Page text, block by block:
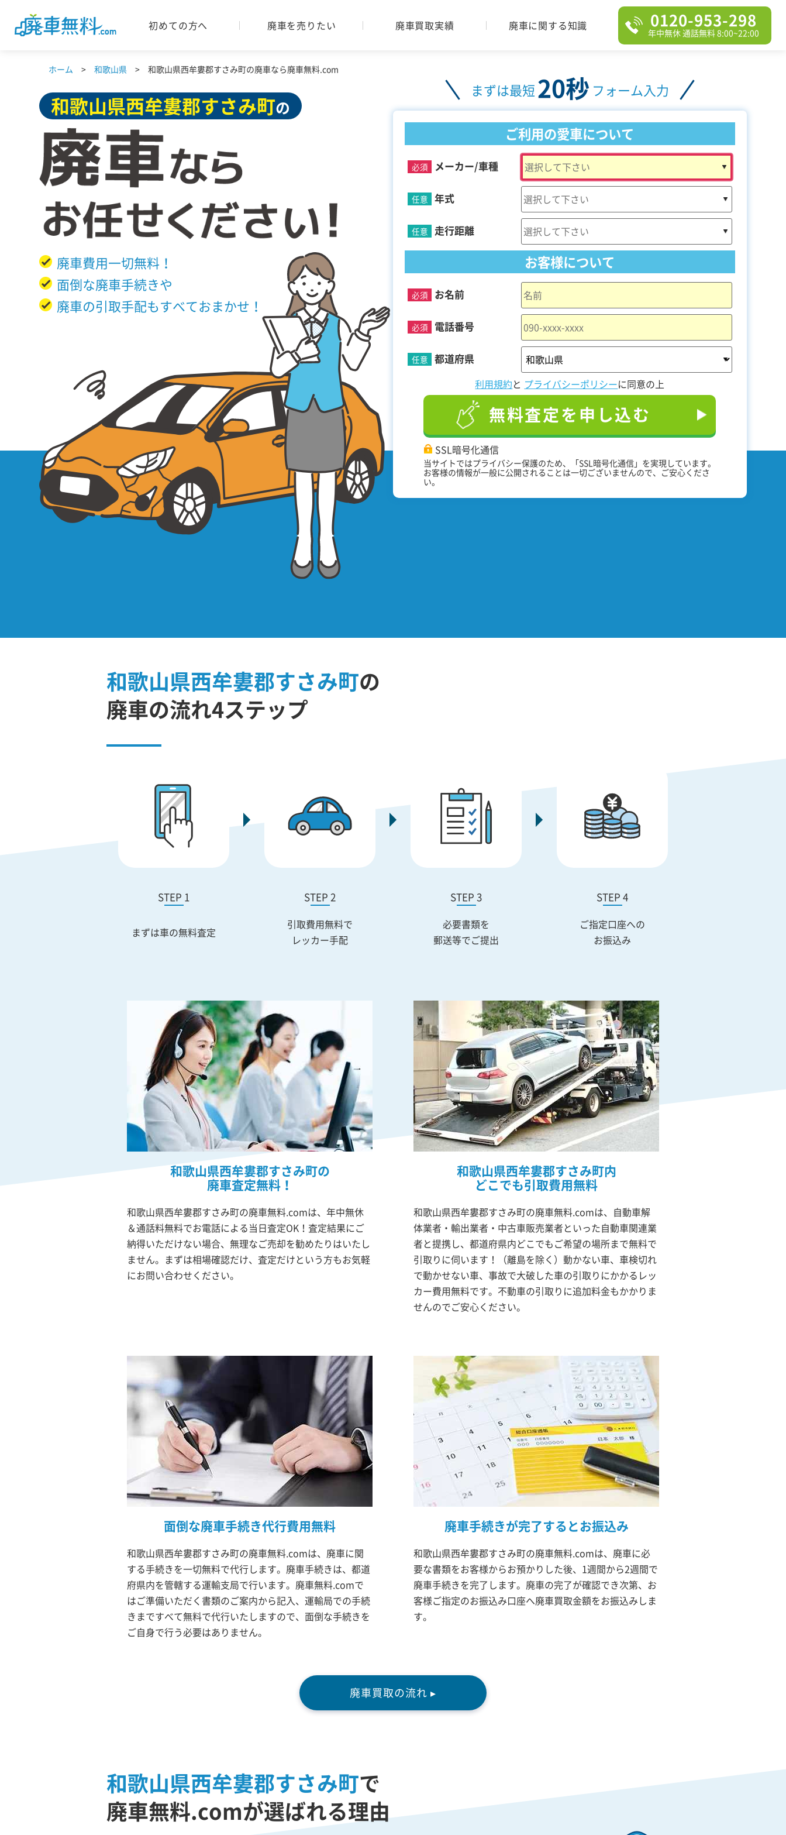
初めての方へ 廃車を売りたい 廃車買取実績 廃車に関する知識 0120-953-298
年中無休 通話無料 8:00~22:00
ホーム 和歌山県 和歌山県西牟婁郡すさみ町の廃車なら廃車無料.com
和歌山県西牟婁郡すさみ町の
廃車費用一切無料！
面倒な廃車手続きや
廃車の引取手配もすべておまかせ！
まずは最短20秒 フォーム入力
ご利用の愛車について
メーカー/車種
必須
年式
任意
走行距離
任意
お客様について
お名前
必須
電話番号
必須
都道府県
任意
利用規約と プライバシーポリシーに同意の上
無料査定を申し込む
SSL暗号化通信
当サイトではプライバシー保護のため、「SSL暗号化通信」を実現しています。
お客様の情報が一般に公開されることは一切ございませんので、ご安心くださ
い。
和歌山県西牟婁郡すさみ町の
廃車の流れ4ステップ
STEP 1
まずは車の無料査定
STEP 2
引取費用無料で
レッカー手配
STEP 3
必要書類を
郵送等でご提出
STEP 4
ご指定口座への
お振込み
和歌山県西牟婁郡すさみ町の
廃車査定無料！
和歌山県西牟婁郡すさみ町の廃車無料.comは、年中無休
＆通話料無料でお電話による当日査定OK！査定結果にご
納得いただけない場合、無理なご売却を勧めたりはいたし
ません。まずは相場確認だけ、査定だけという方もお気軽
にお問い合わせください。
和歌山県西牟婁郡すさみ町内
どこでも引取費用無料
和歌山県西牟婁郡すさみ町の廃車無料.comは、自動車解
体業者・輸出業者・中古車販売業者といった自動車関連業
者と提携し、都道府県内どこでもご希望の場所まで無料で
引取りに伺います！（離島を除く）動かない車、車検切れ
で動かせない車、事故で大破した車の引取りにかかるレッ
カー費用無料です。不動車の引取りに追加料金もかかりま
せんのでご安心ください。
面倒な廃車手続き代行費用無料
和歌山県西牟婁郡すさみ町の廃車無料.comは、廃車に関
する手続きを一切無料で代行します。廃車手続きは、都道
府県内を管轄する運輸支局で行います。廃車無料.comで
はご準備いただく書類のご案内から記入、運輸局での手続
きまですべて無料で代行いたしますので、面倒な手続きを
ご自身で行う必要はありません。
廃車手続きが完了するとお振込み
和歌山県西牟婁郡すさみ町の廃車無料.comは、廃車に必
要な書類をお客様からお預かりした後、1週間から2週間で
廃車手続きを完了します。廃車の完了が確認でき次第、お
客様ご指定のお振込み口座へ廃車買取金額をお振込みしま
す。
廃車買取の流れ ▸
和歌山県西牟婁郡すさみ町で
廃車無料.comが選ばれる理由